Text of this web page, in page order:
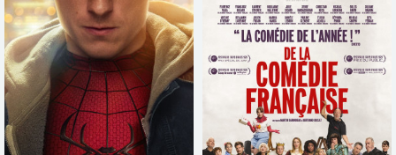
Horaires et Infos
Bande-annonce
Réservation
AVERT. TOUT PUBLIC
MISSION DINO
Horaires et Infos
Bande-annonce
Réservation